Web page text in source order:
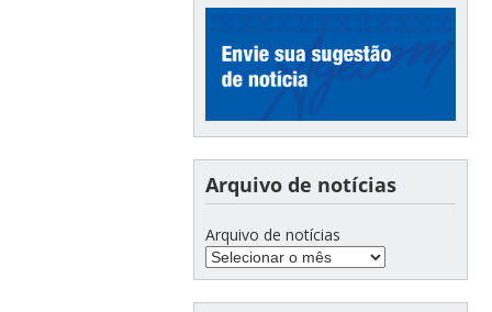
Arquivo de notícias
Arquivo de notícias